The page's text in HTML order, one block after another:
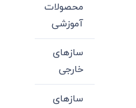
محصولات
آموزشی
سازهای
خارجی
سازهای